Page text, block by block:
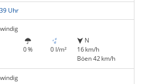
Uhr
0 % 0 l/m²
N
16 km/h
Böen 42 km/h